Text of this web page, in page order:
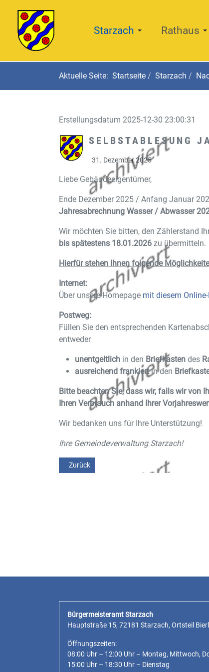
Starzach Rathaus
Aktuelle Seite: Startseite Starzach
Erstellungsdatum 2025-12-30 23:00:31
SELBSTABLESUNG
31. Dezember 2025
Liebe Gebäudeeigentümer,
Ende Dezember 2025 / Anfang Januar
Jahresabrechnung Wasser / Abwasser
Wir möchten Sie bitten, den Zählerstand
bis spätestens 18.01.2026 zu übermitteln.
Hierfür stehen Ihnen folgende
Internet:
Über unsere Homepage mit diesem
Postweg:
Füllen Sie den entsprechenden
entweder
unentgeltlich in den Briefkasten des
ausreichend frankiertin den
Bitte beachten Sie, dass wir, falls wir von
Ihren Verbrauch anhand Ihrer
Wir bedanken uns für Ihre Unterstützung!
Ihre Gemeindeverwaltung Starzach!
Vorheriger Beitrag: Update: Straßenbeleuchtung
Zurück
Bürgermeisteramt Starzach
Hauptstraße 15, 72181 Starzach, Ortsteil
Öffnungszeiten:
08:00 Uhr – 12:00 Uhr – Montag, Mittwoch,
15:00 Uhr – 18:30 Uhr – Dienstag